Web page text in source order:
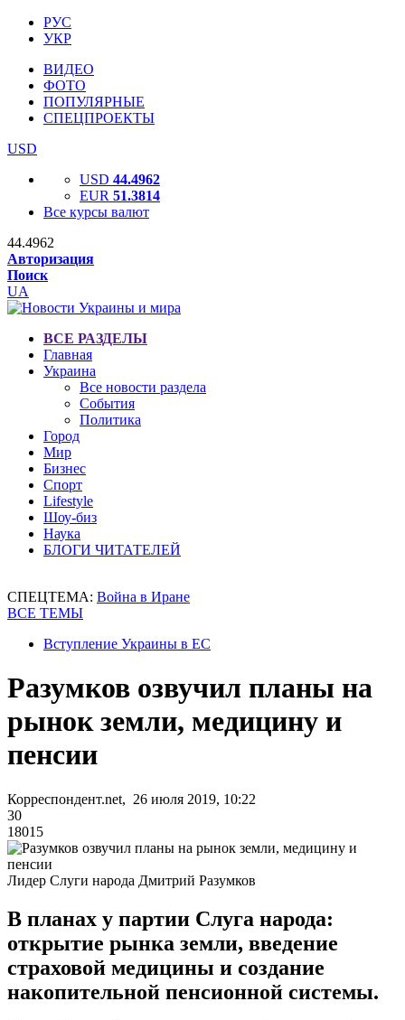
РУС
УКР
ВИДЕО
ФОТО
ПОПУЛЯРНЫЕ
СПЕЦПРОЕКТЫ
USD
USD 44.4962
EUR 51.3814
Все курсы валют
44.4962
Авторизация
Поиск
UA
ВСЕ РАЗДЕЛЫ
Главная
Украина
Все новости раздела
События
Политика
Город
Мир
Бизнес
Спорт
Lifestyle
Шоу-биз
Наука
БЛОГИ ЧИТАТЕЛЕЙ
СПЕЦТЕМА: Война в Иране
ВСЕ ТЕМЫ
Вступление Украины в ЕС
Разумков озвучил планы на
рынок земли, медицину и
пенсии
Корреспондент.net, 26 июля 2019, 10:22
30
18015
Лидер Слуги народа Дмитрий Разумков
В планах у партии Слуга народа:
открытие рынка земли, введение
страховой медицины и создание
накопительной пенсионной системы.